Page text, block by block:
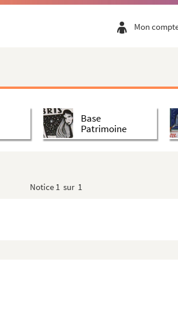
Mon
Base
Patrimoine
Notice 1 sur 1